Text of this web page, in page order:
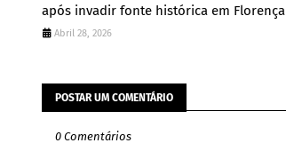
após invadir fonte histórica em Florença
Abril 28, 2026
POSTAR UM COMENTÁRIO
0 Comentários